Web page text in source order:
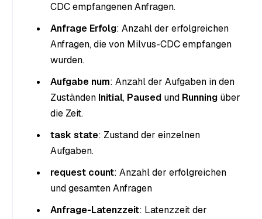
CDC empfangenen Anfragen.
Anfrage Erfolg: Anzahl der erfolgreichen
Anfragen, die von Milvus-CDC empfangen
wurden.
Aufgabe num: Anzahl der Aufgaben in den
Zuständen Initial, Paused und Running über
die Zeit.
task state: Zustand der einzelnen
Aufgaben.
request count: Anzahl der erfolgreichen
und gesamten Anfragen
Anfrage-Latenzzeit: Latenzzeit der